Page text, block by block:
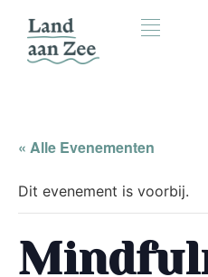
« Alle Evenementen
Dit evenement is voorbij.